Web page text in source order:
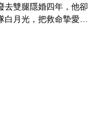
去雙腿隱婚四年，他卻
白月光，把救命摯愛當